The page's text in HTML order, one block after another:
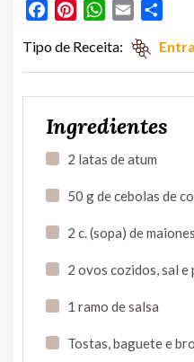
FacebookPinterestWhatsApp
Email
Tipo de Receita:
Ingredientes
2 latas de atum
50 g de cebolas de
2 c. (sopa) de
2 ovos cozidos, sal e
1 ramo de salsa
Tostas, baguete e